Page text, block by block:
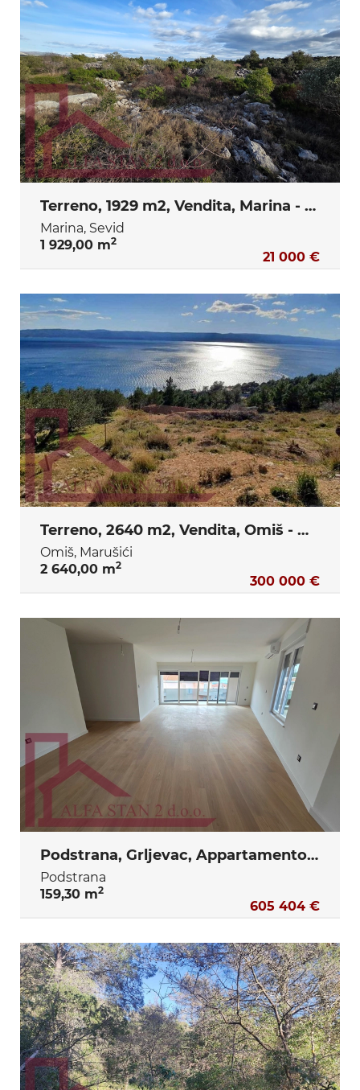
Terreno, 1929 m2, Vendita, Marina - Sevid
Marina, Sevid
1 929,00 m2
21 000 €
Terreno, 2640 m2, Vendita, Omiš - Marušići
Omiš, Marušići
2 640,00 m2
300 000 €
Podstrana, Grljevac, Appartamento 3S+DB + terrazza + ripostiglio + 2 posti auto in garage
Podstrana
159,30 m2
605 404 €